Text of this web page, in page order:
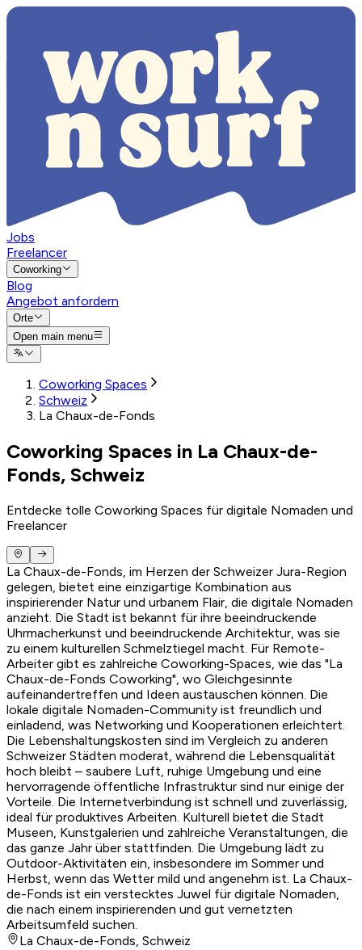
Jobs
Freelancer
Coworking
Blog
Angebot anfordern
Orte
Open main menu
Coworking Spaces
Schweiz
La Chaux-de-Fonds
Coworking Spaces in La Chaux-de-
Fonds, Schweiz
Entdecke tolle Coworking Spaces für digitale Nomaden und
Freelancer
La Chaux-de-Fonds, im Herzen der Schweizer Jura-Region
gelegen, bietet eine einzigartige Kombination aus
inspirierender Natur und urbanem Flair, die digitale Nomaden
anzieht. Die Stadt ist bekannt für ihre beeindruckende
Uhrmacherkunst und beeindruckende Architektur, was sie
zu einem kulturellen Schmelztiegel macht. Für Remote-
Arbeiter gibt es zahlreiche Coworking-Spaces, wie das "La
Chaux-de-Fonds Coworking", wo Gleichgesinnte
aufeinandertreffen und Ideen austauschen können. Die
lokale digitale Nomaden-Community ist freundlich und
einladend, was Networking und Kooperationen erleichtert.
Die Lebenshaltungskosten sind im Vergleich zu anderen
Schweizer Städten moderat, während die Lebensqualität
hoch bleibt – saubere Luft, ruhige Umgebung und eine
hervorragende öffentliche Infrastruktur sind nur einige der
Vorteile. Die Internetverbindung ist schnell und zuverlässig,
ideal für produktives Arbeiten. Kulturell bietet die Stadt
Museen, Kunstgalerien und zahlreiche Veranstaltungen, die
das ganze Jahr über stattfinden. Die Umgebung lädt zu
Outdoor-Aktivitäten ein, insbesondere im Sommer und
Herbst, wenn das Wetter mild und angenehm ist. La Chaux-
de-Fonds ist ein verstecktes Juwel für digitale Nomaden,
die nach einem inspirierenden und gut vernetzten
Arbeitsumfeld suchen.
La Chaux-de-Fonds, Schweiz